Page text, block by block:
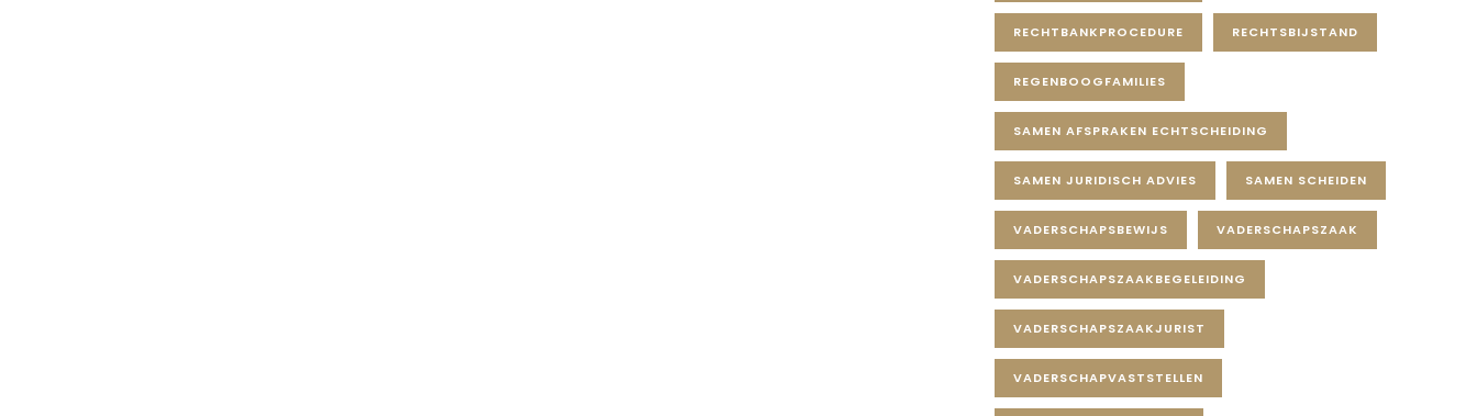
RECHTBANKPROCEDURE RECHTSBIJSTAND
REGENBOOGFAMILIES
SAMEN AFSPRAKEN ECHTSCHEIDING
SAMEN JURIDISCH ADVIES SAMEN SCHEIDEN
VADERSCHAPSBEWIJS VADERSCHAPSZAAK
VADERSCHAPSZAAKBEGELEIDING
VADERSCHAPSZAAKJURIST
VADERSCHAPVASTSTELLEN